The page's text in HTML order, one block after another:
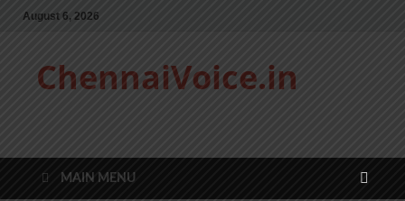
August 6, 2026
ChennaiVoice.in
MAIN MENU